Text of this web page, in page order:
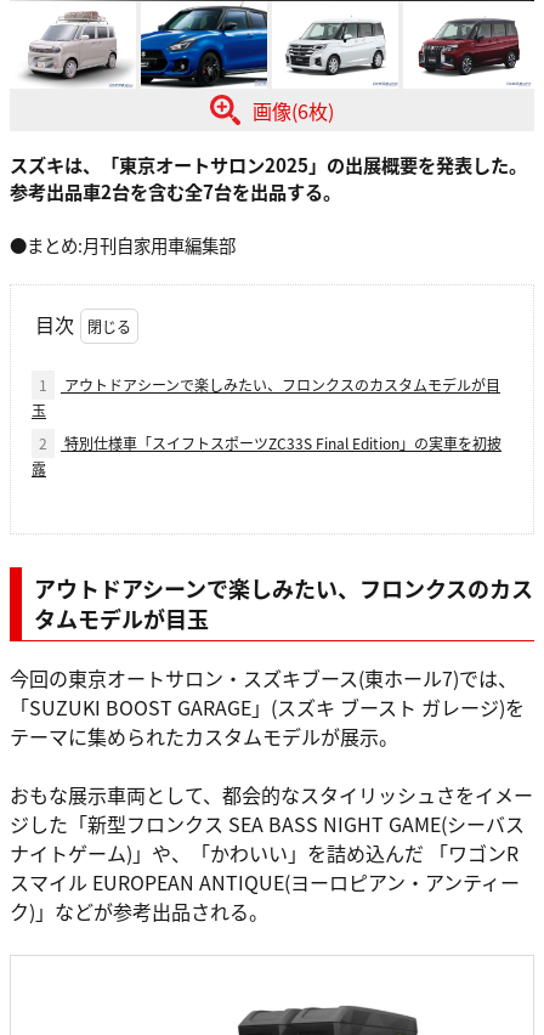
画像(6枚)
スズキは、「東京オートサロン2025」の出展概要を発表した。
参考出品車2台を含む全7台を出品する。
●まとめ:月刊自家用車編集部
目次
1
アウトドアシーンで楽しみたい、フロンクスのカスタムモデルが目
玉
2
特別仕様車「スイフトスポーツZC33S Final Edition」の実車を初披
露
アウトドアシーンで楽しみたい、フロンクスのカス
タムモデルが目玉
今回の東京オートサロン・スズキブース(東ホール7)では、
「SUZUKI BOOST GARAGE」(スズキ ブースト ガレージ)を
テーマに集められたカスタムモデルが展示。
おもな展示車両として、都会的なスタイリッシュさをイメー
ジした「新型フロンクス SEA BASS NIGHT GAME(シーバス
ナイトゲーム)」や、「かわいい」を詰め込んだ 「ワゴンR
スマイル EUROPEAN ANTIQUE(ヨーロピアン・アンティー
ク)」などが参考出品される。